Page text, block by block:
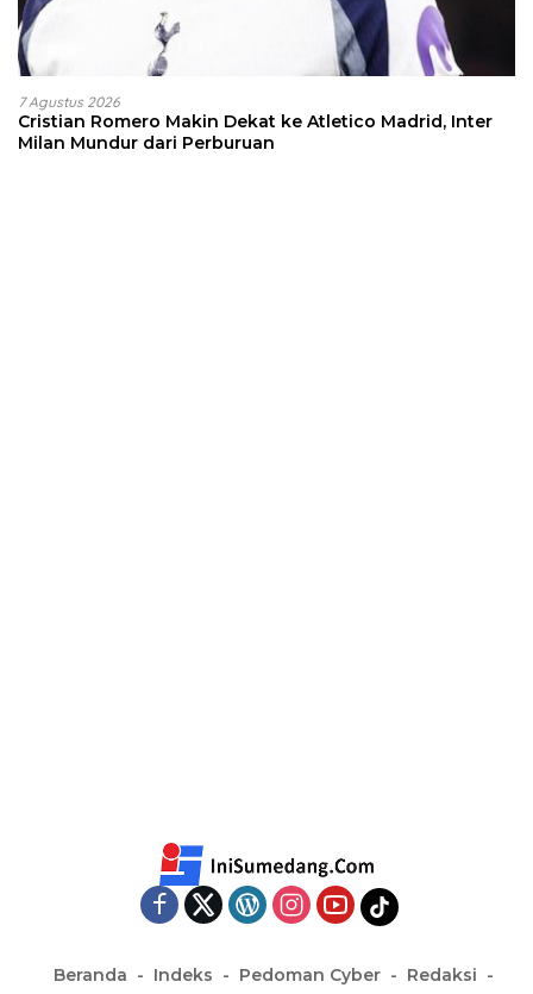
7 Agustus 2026
Cristian Romero Makin Dekat ke Atletico Madrid, Inter
Milan Mundur dari Perburuan
Beranda Indeks Pedoman Cyber
Redaksi